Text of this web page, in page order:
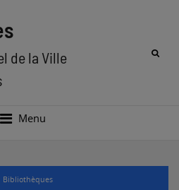
de la Ville
Menu
Bibliothèques